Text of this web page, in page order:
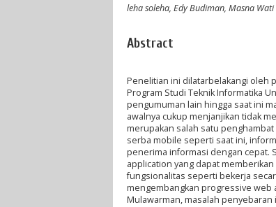
leha soleha, Edy Budiman, Masna Wati
Abstract
Penelitian ini dilatarbelakangi oleh
Program Studi Teknik Informatika
pengumuman lain hingga saat ini
awalnya cukup menjanjikan tidak
merupakan salah satu
serba mobile seperti saat ini,
penerima informasi dengan cepat.
application yang dapat
fungsionalitas seperti bekerja
mengembangkan progressive web
Mulawarman, masalah